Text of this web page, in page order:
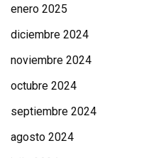
enero 2025
diciembre 2024
noviembre 2024
octubre 2024
septiembre 2024
agosto 2024